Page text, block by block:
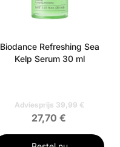
Biodance Refreshing Sea
Kelp Serum 30 ml
Adviesprijs 39,99 €
27,70 €